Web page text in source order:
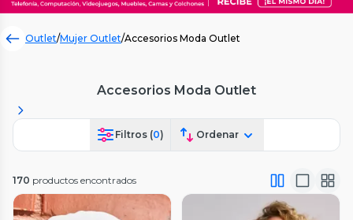
Outlet/Mujer Outlet/Accesorios Moda Outlet
Accesorios Moda Outlet
Filtros (0) Ordenar
170 productos encontrados